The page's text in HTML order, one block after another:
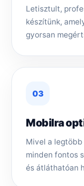
Letisztult,
készítünk,
gyorsan
03
Mobilra
Mivel a
minden fontos
és átláthatóan